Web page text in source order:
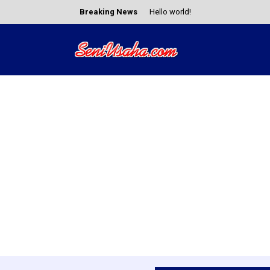
Breaking News Hello world!
Cara Menghasilkan Uang dari